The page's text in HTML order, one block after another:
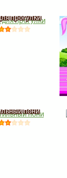
прогулки
пони